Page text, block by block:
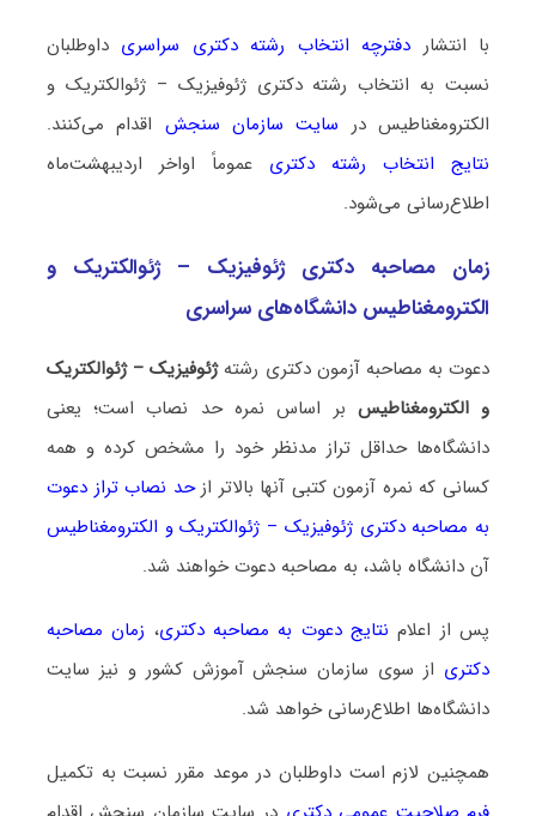
با انتشار دفترچه انتخاب رشته دکتری سراسری داوطلبان
نسبت به انتخاب رشته دکتری ژئوفیزیک – ژئوالکتریک و
الکترومغناطیس در سایت سازمان سنجش اقدام می‌کنند.
نتایج انتخاب رشته دکتری عموماً اواخر اردیبهشت‌ماه
اطلاع‌رسانی می‌شود.
زمان مصاحبه دکتری ژئوفیزیک – ژئوالکتریک و
الکترومغناطیس دانشگاه‌های سراسری
دعوت به مصاحبه آزمون دکتری رشتهژئوفیزیک – ژئوالکتریک
و الکترومغناطیس بر اساس نمره حد نصاب است؛ یعنی
دانشگاه‌ها حداقل تراز مدنظر خود را مشخص کرده و همه
کسانی که نمره آزمون کتبی آنها بالاتر ازحد نصاب تراز دعوت
به مصاحبه دکتری ژئوفیزیک – ژئوالکتریک و الکترومغناطیس
آن دانشگاه باشد، به مصاحبه دعوت خواهند شد.
پس از اعلام نتایج دعوت به مصاحبه دکتری، زمان مصاحبه
دکتری از سوی سازمان سنجش آموزش کشور و نیز سایت
دانشگاه‌ها اطلاع‌رسانی خواهد شد.
همچنین لازم است داوطلبان در موعد مقرر نسبت به تکمیل